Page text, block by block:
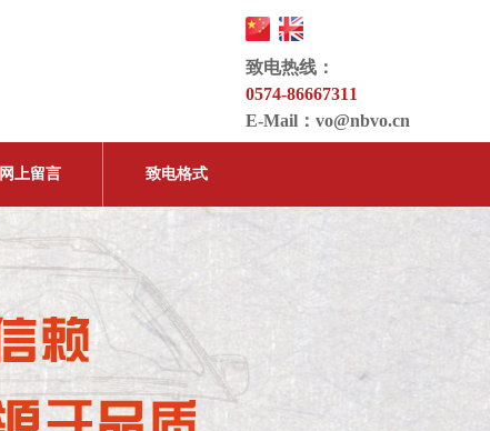
致电热线：
0574-86667311
E-Mail： vo@nbvo.cn
网上留言 致电格式